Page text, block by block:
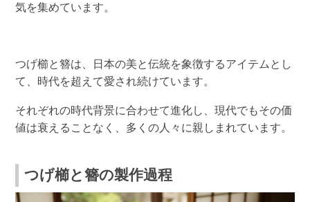
気を集めています。
つげ櫛と簪は、日本の美と伝統を象徴するアイテムとし
て、時代を超えて愛され続けています。
それぞれの時代背景に合わせて進化し、現代でもその価
値は衰えることなく、多くの人々に親しまれています。
つげ櫛と簪の製作過程